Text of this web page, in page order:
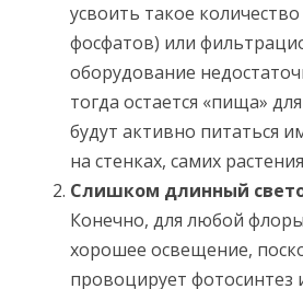
усвоить такое
фосфатов) или
оборудование
тогда остается «пища»
будут активно питаться
на стенках, самих
Слишком длинный
Конечно, для любой
хорошее освещение,
провоцирует фотосинтез